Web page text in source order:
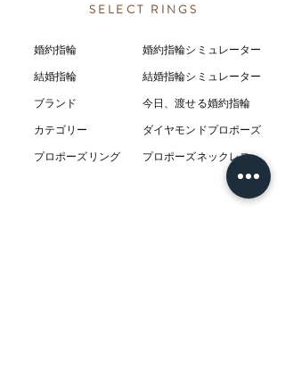
SELECT RINGS
婚約指輪
結婚指輪
ブランド
カテゴリー
プロポーズリング
婚約指輪シミュレーター
結婚指輪シミ ュレーター
今日、渡せる婚約指輪
ダイヤモンドプロポーズ
プロポーズネックレス